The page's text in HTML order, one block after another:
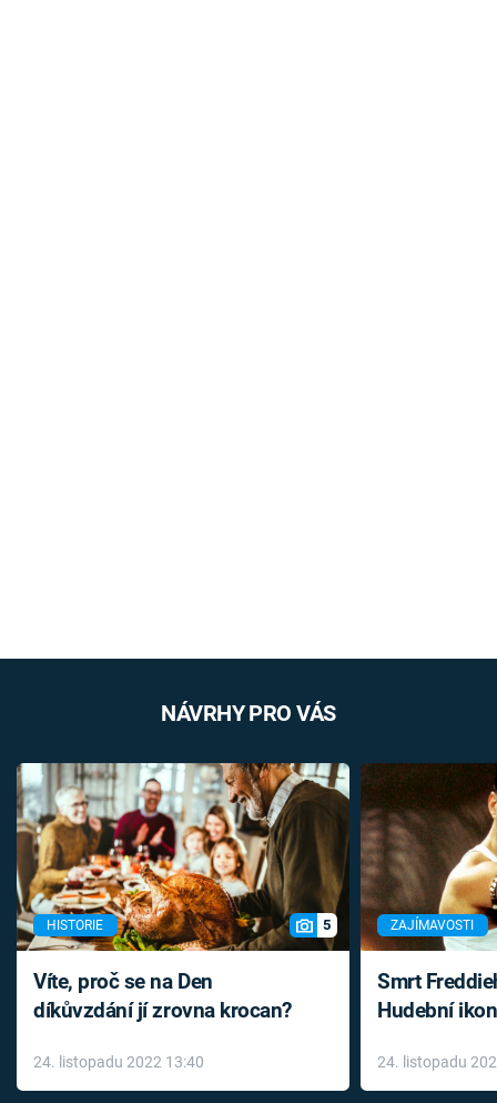
NÁVRHY PRO VÁS
HISTORIE 5
Víte, proč se na Den
díkůvzdání jí zrovna krocan?
24. listopadu 2022 13:40
ZAJÍMAVOSTI
Smrt
Hudební
léky
24. listopadu